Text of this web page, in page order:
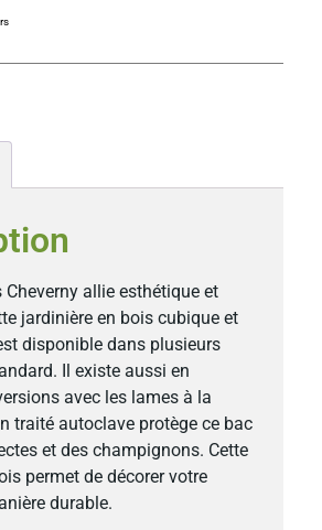
Cheverny allie esthétique et
jardinière en bois cubique et
disponible dans plusieurs
Il existe aussi en
avec les lames à la
traité autoclave protège ce bac
et des champignons. Cette
permet de décorer votre
durable.